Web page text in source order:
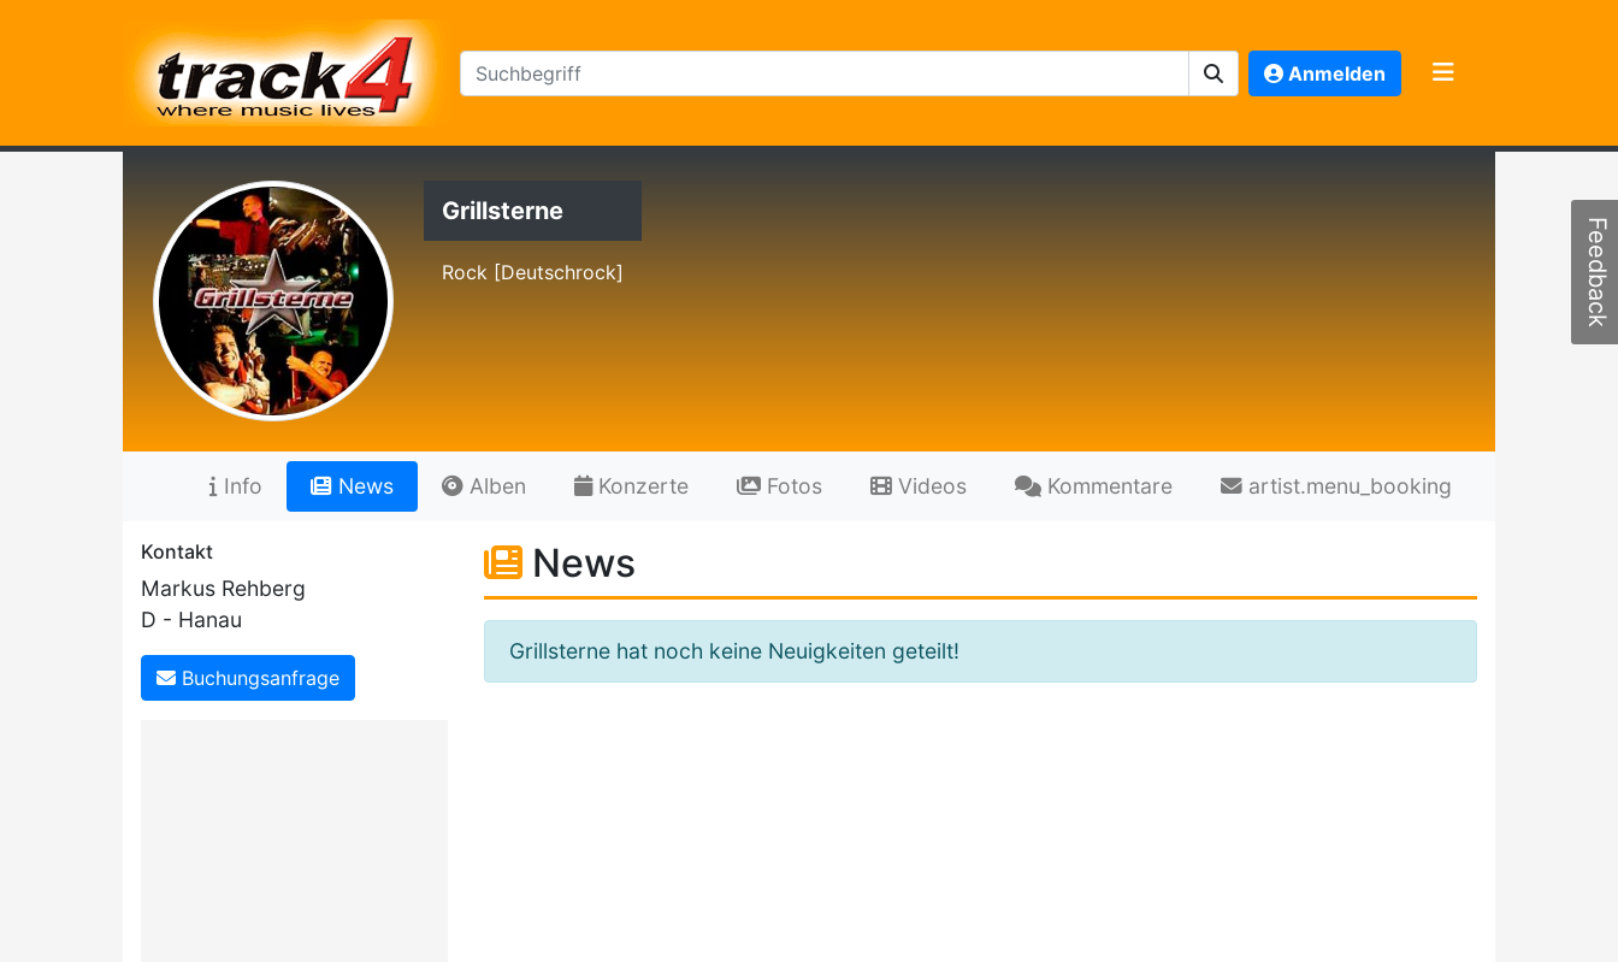
Anmelden
Grillsterne
Rock [Deutschrock]
Info News Alben Konzerte Fotos Videos Kommentare artist.menu_booking
Kontakt
Markus Rehberg
D - Hanau
Buchungsanfrage
News
Grillsterne hat noch keine Neuigkeiten geteilt!
Feedback